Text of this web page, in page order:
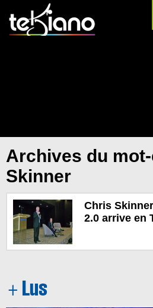
Archives du
Skinner
Chris
2.0 arrive en